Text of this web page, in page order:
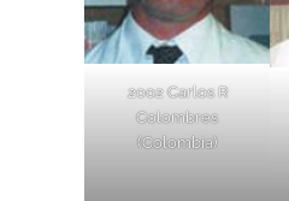
2002 Carlos R
Colombres
(Colombia)